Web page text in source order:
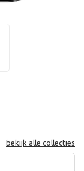
bekijk alle collecties